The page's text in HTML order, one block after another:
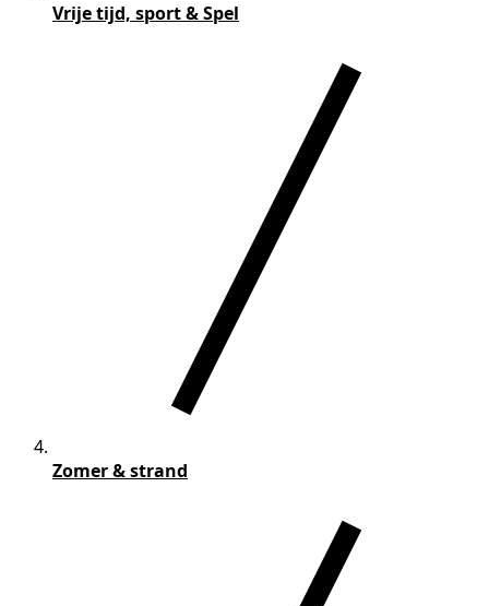
Vrije tijd, sport & Spel
Zomer & strand